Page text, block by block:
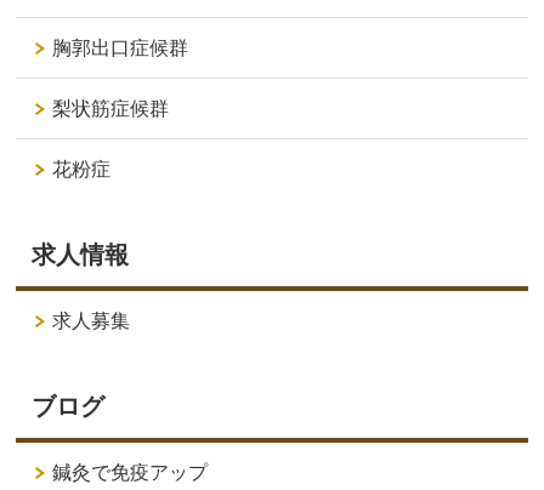
胸郭出口症候群
梨状筋症候群
花粉症
求人情報
求人募集
ブログ
鍼灸で免疫アップ